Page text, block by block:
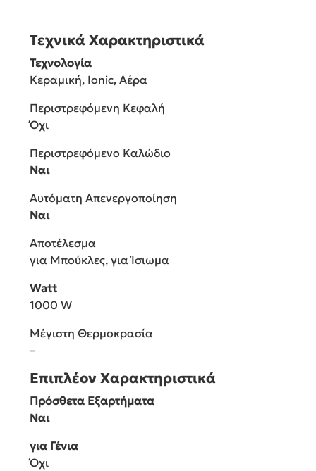
Τεχνικά Χαρακτηριστικά
Τεχνολογία
Κεραμική, Ionic, Αέρα
Περιστρεφόμενη Κεφαλή
Όχι
Περιστρεφόμενο Καλώδιο
Ναι
Αυτόματη Απενεργοποίηση
Ναι
Αποτέλεσμα
για Μπούκλες, για Ίσιωμα
Watt
1000 W
Μέγιστη Θερμοκρασία
–
Επιπλέον Χαρακτηριστικά
Πρόσθετα Εξαρτήματα
Ναι
για Γένια
Όχι